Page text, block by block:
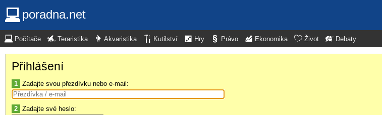
poradna.net
Počítače Teraristika Akvaristika Kutilství Hry Právo Ekonomika Život Debaty
Přihlášení
1 Zadajte svou přezdívku nebo e-mail:
2 Zadajte své heslo: